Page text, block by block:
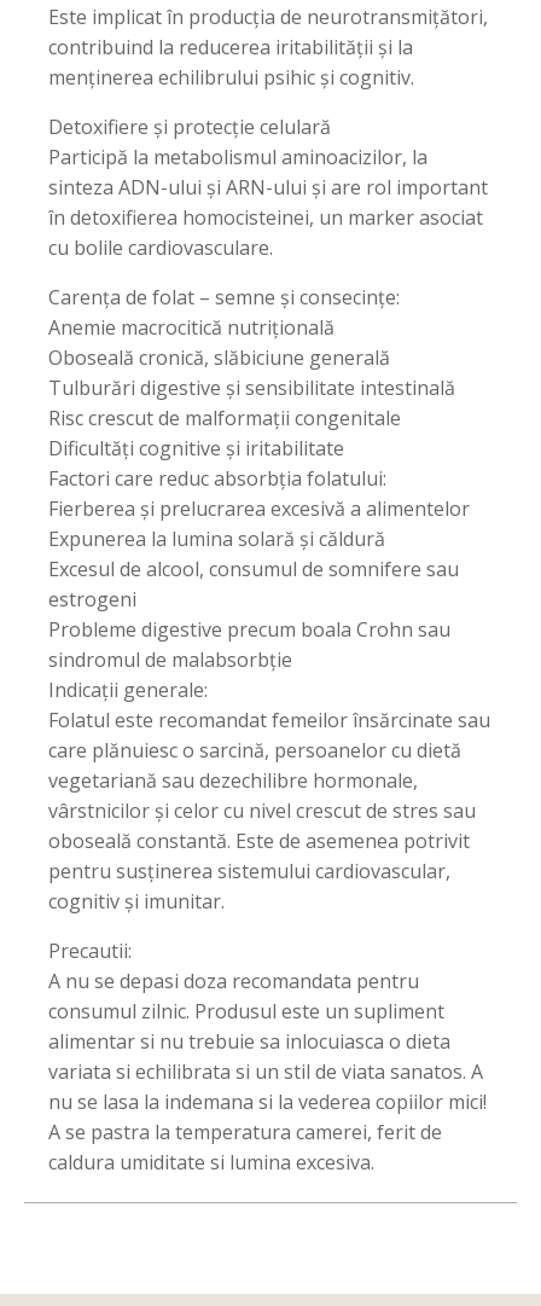
Este implicat în producția de neurotransmițători,
contribuind la reducerea iritabilității și la
menținerea echilibrului psihic și cognitiv.
Detoxifiere și protecție celulară
Participă la metabolismul aminoacizilor, la
sinteza ADN-ului și ARN-ului și are rol important
în detoxifierea homocisteinei, un marker asociat
cu bolile cardiovasculare.
Carența de folat – semne și consecințe:
Anemie macrocitică nutrițională
Oboseală cronică, slăbiciune generală
Tulburări digestive și sensibilitate intestinală
Risc crescut de malformații congenitale
Dificultăți cognitive și iritabilitate
Factori care reduc absorbția folatului:
Fierberea și prelucrarea excesivă a alimentelor
Expunerea la lumina solară și căldură
Excesul de alcool, consumul de somnifere sau
estrogeni
Probleme digestive precum boala Crohn sau
sindromul de malabsorbție
Indicații generale:
Folatul este recomandat femeilor însărcinate sau
care plănuiesc o sarcină, persoanelor cu dietă
vegetariană sau dezechilibre hormonale,
vârstnicilor și celor cu nivel crescut de stres sau
oboseală constantă. Este de asemenea potrivit
pentru susținerea sistemului cardiovascular,
cognitiv și imunitar.
Precautii:
A nu se depasi doza recomandata pentru
consumul zilnic. Produsul este un supliment
alimentar si nu trebuie sa inlocuiasca o dieta
variata si echilibrata si un stil de viata sanatos. A
nu se lasa la indemana si la vederea copiilor mici!
A se pastra la temperatura camerei, ferit de
caldura umiditate si lumina excesiva.